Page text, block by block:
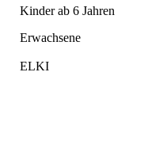
Kinder ab 6 Jahren
Erwachsene
ELKI